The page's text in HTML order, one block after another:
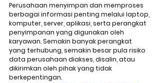
Perusahaan menyimpan dan memproses
berbagai informasi penting melalui laptop,
komputer, server, aplikasi, serta perangkat
penyimpanan yang digunakan oleh
karyawan. Semakin banyak perangkat
yang terhubung, semakin besar pula risiko
data perusahaan diakses, disalin, atau
dikirimkan oleh pihak yang tidak
berkepentingan.